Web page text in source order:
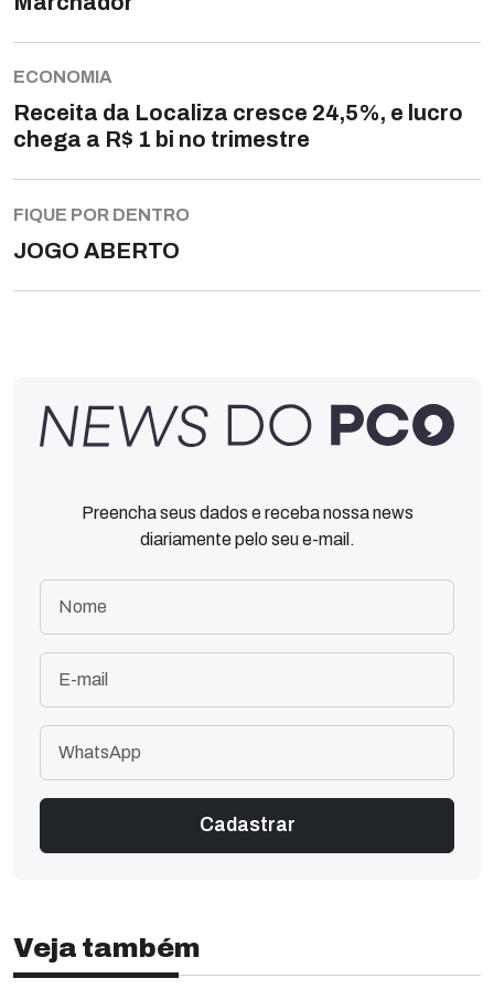
ECONOMIA
Receita da Localiza cresce 24,5%, e lucro
chega a R$ 1 bi no trimestre
FIQUE POR DENTRO
JOGO ABERTO
Preencha seus dados e receba nossa news
diariamente pelo seu e-mail.
Veja também